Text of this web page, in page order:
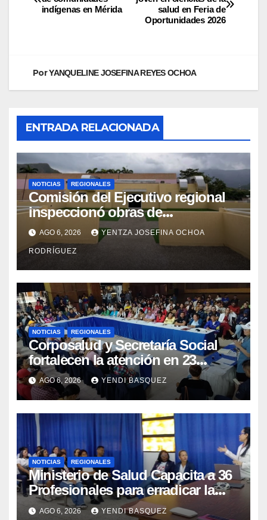
salud en Feria de
Oportunidades 2026
indígenas en Mérida
PorYANQUELINE JOSEFINA REYES OCHOA
ENTRADA RELACIONADA
NOTICIAS REGIONALES
Comisión del Ejecutivo regional
inspeccionó obras de
recuperación en la Maternidad
Integral Aragua
AGO 6, 2026 YENTZA JOSEFINA OCHOA
RODRÍGUEZ
NOTICIAS REGIONALES
Corposalud y Secretaría Social
fortalecen la atención en 23
municipios
AGO 6, 2026 YENDI BASQUEZ
NOTICIAS REGIONALES
Ministerio de Salud Capacita a 36
Profesionales para erradicar la
Tuberculosis en Yaracuy
AGO 6, 2026 YENDI BASQUEZ